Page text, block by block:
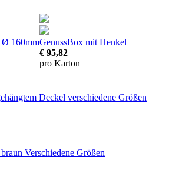
Ø 160mmGenussBox mit Henkel
€ 95,82
pro Karton
Deckel verschiedene Größen
Verschiedene Größen